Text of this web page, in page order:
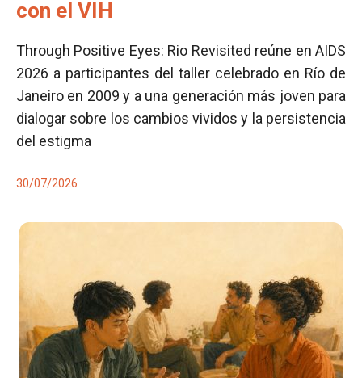
con el VIH
Through Positive Eyes: Rio Revisited reúne en AIDS
2026 a participantes del taller celebrado en Río de
Janeiro en 2009 y a una generación más joven para
dialogar sobre los cambios vividos y la persistencia
del estigma
30/07/2026